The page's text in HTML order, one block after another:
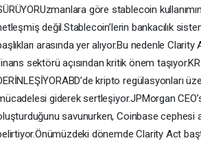
göre stablecoin
değil.Stablecoin’lerin bankacılık
arasında yer alıyor.Bu nedenle
sektörü açısından kritik önem
kripto regülasyonları
giderek sertleşiyor.JPMorgan
savunurken, Coinbase cephesi
dönemde Clarity Act